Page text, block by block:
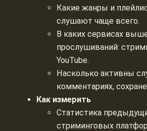
Какие жанры и
слушают чаще всего.
В каких сервисах
прослушиваний:
YouTube.
Насколько активны
комментариях,
Как измерить
Статистика
стриминговых